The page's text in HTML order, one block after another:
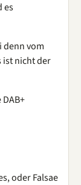
es
denn vom
ist nicht der
oder Falsae